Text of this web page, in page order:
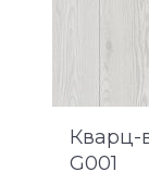
Кварц-
G001